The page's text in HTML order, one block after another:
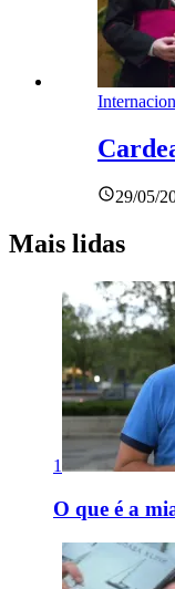
29/05/
Mais lidas
1
O que é a